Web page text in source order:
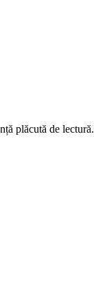
plăcută de lectură.